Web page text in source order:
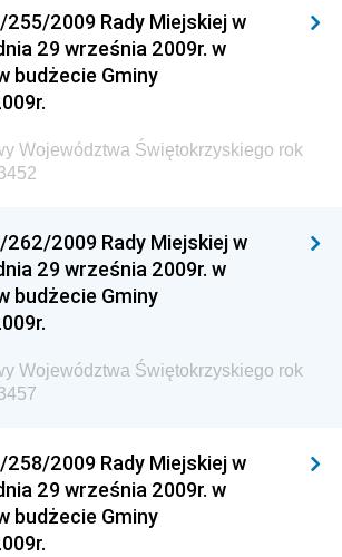
Sportu
Ministra Finansów, Funduszy i
Ministra Rozwoju, Pracy i
Ministra Kultury, Dziedzictwa
Ministra Rodziny i Polityki
Komendy Głównej Straży
Głównego Inspektoratu Transportu
Komendy Głównej Policji
Ministra Pracy i Polityki
255/2009 Rady Miejskiej w
29 września 2009r. w
budżecie Gminy
Województwa Świętokrzyskiego rok
262/2009 Rady Miejskiej w
29 września 2009r. w
budżecie Gminy
Województwa Świętokrzyskiego rok
258/2009 Rady Miejskiej w
29 września 2009r. w
budżecie Gminy